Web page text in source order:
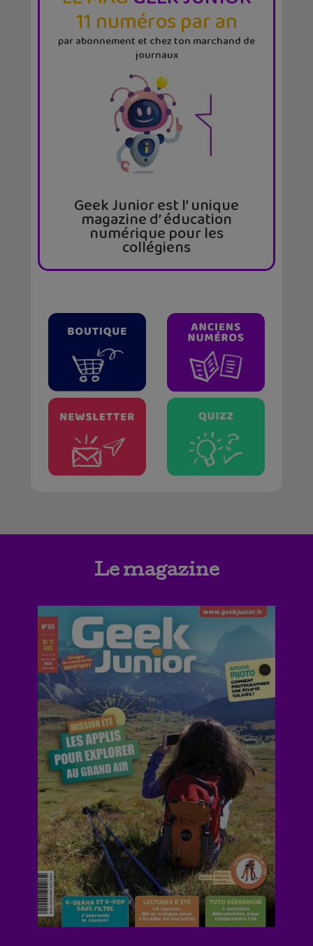
11 numéros par an
par abonnement et chez ton marchand de
journaux
Geek Junior est l’ unique
magazine d’ éducation
numérique pour les
collégiens
Le magazine